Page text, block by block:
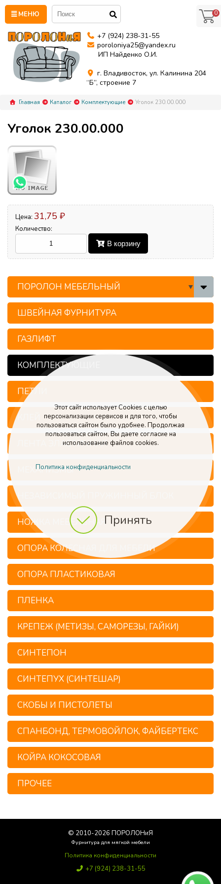
Принять
Этот сайт использует Cookies с целью
персонализации сервисов и для того, чтобы
пользоваться сайтом было удобнее. Продолжая
пользоваться сайтом, Вы даете согласие на
использование файлов cookies.
Политика конфиденциальности
МЕНЮ
+7 (924) 238-31-55
poroloniya25@yandex.ru
ИП Найденко О.И.
г. Владивосток, ул. Калинина 204
“Б”, строение 7
0
Главная Каталог Комплектующие Уголок 230.00.000
Уголок 230.00.000
Цена: 31,75 ₽
Количество:
В корзину
ПОРОЛОН МЕБЕЛЬНЫЙ
ШВЕЙНАЯ ФУРНИТУРА
ГАЗЛИФТ
КОМПЛЕКТУЮЩИЕ
ПЕТЛИ
КЛЕЙ
ЛЕНТА ЭЛАСТИЧНАЯ
МЕХАНИЗМЫ
НЕЗАВИСИМЫЙ ПРУЖИННЫЙ БЛОК
НОЖКА МЕБЕЛЬНАЯ
ОПОРА КОЛЕСНАЯ ДЛЯ МЕБЕЛИ
ОПОРА ПЛАСТИКОВАЯ
ПЛЕНКА
КРЕПЕЖ (МЕТИЗЫ, САМОРЕЗЫ, ГАЙКИ)
СИНТЕПОН
СИНТЕПУХ (СИНТЕШАР)
СКОБЫ И ПИСТОЛЕТЫ
СПАНБОНД, ТЕРМОВОЙЛОК, ФАЙБЕРТЕКС
КОЙРА КОКОСОВАЯ
ПРОЧЕЕ
© 2010-2026 ПОРОЛОНиЯ
Фурнитура для мягкой мебели
Политика конфиденциальности
+7 (924) 238-31-55